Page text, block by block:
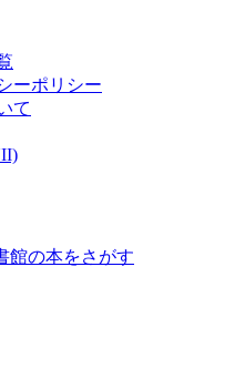
ーポリシー
て
館の本をさがす